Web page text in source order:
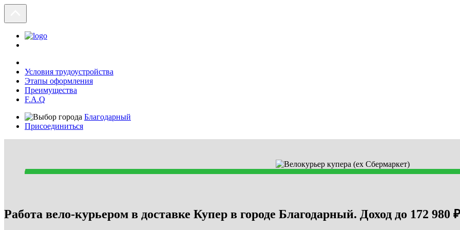
Условия трудоустройства
Этапы оформления
Преимущества
F.A.Q
Благодарный
Присоединиться
Работа вело-курьером в доставке Купер в городе Благодарный. Доход до 172 980